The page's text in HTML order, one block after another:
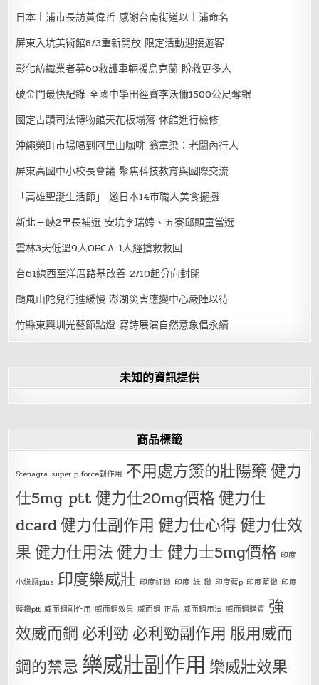
日本土浦市長訪黃偉哲 感謝台南街道以土浦命名
屏東入坑美術館8/3重新開放 限定活動迎接遊客
彰化紡織業者募60救護車輛援烏克蘭 盼救更多人
破金門最快紀錄 全國中學田徑賽李沃儞1500公尺奪銀
國定古蹟司法博物館天花板塌落 休館進行檢修
沖繩榮町市場喝到阿里山咖啡 翁章梁：老闆內行人
屏東高國中小校長會議 聚焦科技教育與國際交流
「高雄聖誕生活節」 邀日本14市職人美食擺攤
新北三峽2里長補選 安坑李瑞娉、五寮邱顯童當選
雲林3天低溫9人OHCA 1人經搶救救回
台61線西至洋厝路基改善 2/10起分向封閉
颱風山陀兒行進緩慢 澎湖災害應變中心嚴陣以待
竹縣東興圳光藝節點燈 寫詩展演自然意象倡永續
未知的資訊提供
商品標籤
Stenagra super p force副作用 不用處方簽的壯陽藥健力
仕5mg ptt健力仕20mg價格健力仕
dcard健力仕副作用 健力仕心得健力仕效
果健力仕用法健力士健力士5mg價格 印度
小綠瓶plus 印度樂威壯 印度紅鑽 印度 綠 鑽 印度藍p 印度藍鑽 印度
藍鑽ptt 威而鋼副作用 威而鋼效果 威而鋼 正品 威而鋼用法 威而鋼購買 強
效威而鋼 必利勁 必利勁副作用 服用威而
鋼的禁忌 樂威壯副作用 樂威壯效果